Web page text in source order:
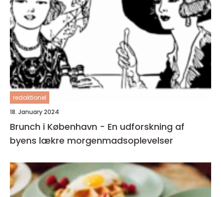
redaktionel
18. January 2024
Brunch i København - En udforskning af
byens lækre morgenmadsoplevelser